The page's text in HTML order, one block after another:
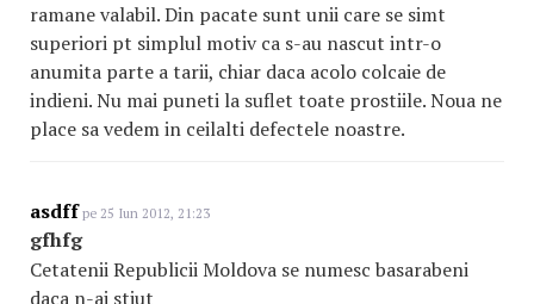
ramane valabil. Din pacate sunt unii care se simt
superiori pt simplul motiv ca s-au nascut intr-o
anumita parte a tarii, chiar daca acolo colcaie de
indieni. Nu mai puneti la suflet toate prostiile. Noua ne
place sa vedem in ceilalti defectele noastre.
asdff pe 25 Iun 2012, 21:23
gfhfg
Cetatenii Republicii Moldova se numesc basarabeni
daca n-ai stiut